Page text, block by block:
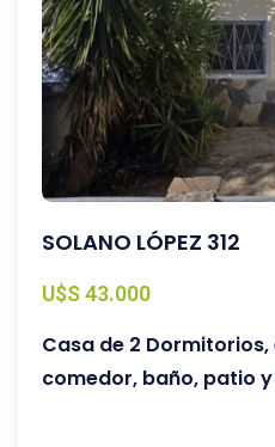
SOLANO LÓPEZ 312
U$S 43.000
Casa de 2
comedor, baño, patio